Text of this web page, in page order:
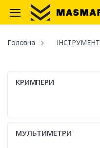
Masmart
Головна ІНСТРУМЕНТ
КРИМПЕРИ
МУЛЬТИМЕТРИ